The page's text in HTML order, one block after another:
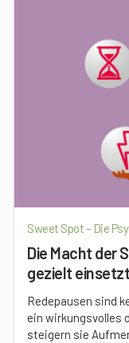
Sweet Spot – Die
Die Macht der
gezielt einsetzt
Redepausen sind
ein wirkungsvolles
steigern sie